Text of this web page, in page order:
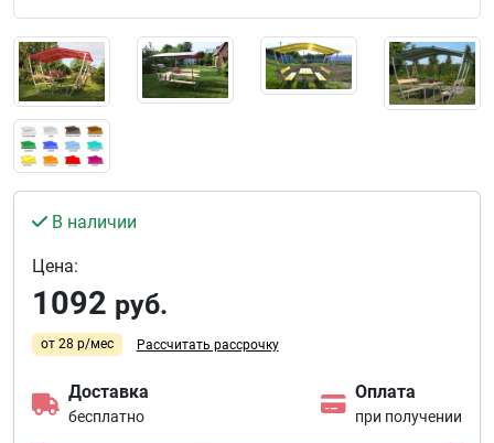
В наличии
Цена:
1092 руб.
от 28 р/мес Рассчитать рассрочку
Доставка
бесплатно
Оплата
при получении